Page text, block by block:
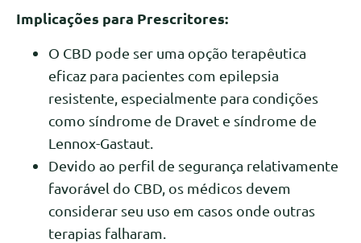
Implicações para Prescritores:
O CBD pode ser uma opção terapêutica
eficaz para pacientes com epilepsia
resistente, especialmente para condições
como síndrome de Dravet e síndrome de
Lennox-Gastaut.
Devido ao perfil de segurança relativamente
favorável do CBD, os médicos devem
considerar seu uso em casos onde outras
terapias falharam.